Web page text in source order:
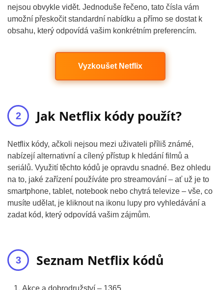
nejsou obvykle vidět. Jednoduše řečeno, tato čísla vám
umožní přeskočit standardní nabídku a přímo se dostat k
obsahu, který odpovídá vašim konkrétním preferencím.
Vyzkoušet Netflix
Jak Netflix kódy použít?
Netflix kódy, ačkoli nejsou mezi uživateli příliš známé,
nabízejí alternativní a cílený přístup k hledání filmů a
seriálů. Využití těchto kódů je opravdu snadné. Bez ohledu
na to, jaké zařízení používáte pro streamování – ať už je to
smartphone, tablet, notebook nebo chytrá televize – vše, co
musíte udělat, je kliknout na ikonu lupy pro vyhledávání a
zadat kód, který odpovídá vašim zájmům.
Seznam Netflix kódů
Akce a dobrodružství – 1365